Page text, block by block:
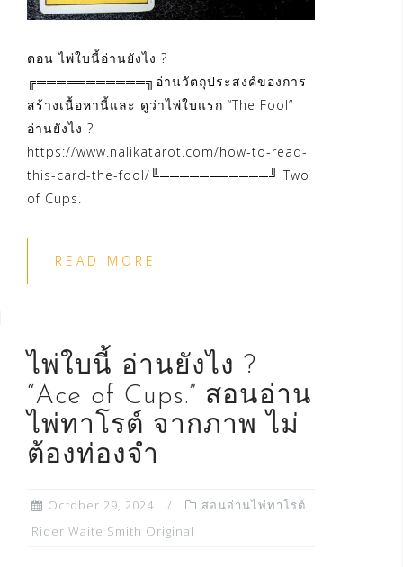
ตอน ไพ่ใบนี้อ่านยังไง ?
╔═══════════╗อ่านวัตถุประสงค์ของการ
สร้างเนื้อหานี้และ ดูว่าไพ่ใบแรก “The Fool”
อ่านยังไง ?
https://www.nalikatarot.com/how-to-read-
this-card-the-fool/╚═══════════╝ Two
of Cups.
READ MORE
ไพ่ใบนี้ อ่านยังไง ?
“Ace of Cups.” สอนอ่าน
ไพ่ทาโรต์ จากภาพ ไม่
ต้องท่องจำ
October 29, 2024
สอนอ่านไพ่ทาโรต์
Rider Waite Smith Original